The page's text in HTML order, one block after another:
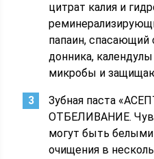
цитрат калия и
папаин, спасающий
донника,
микробы и
Зубная паста
ОТБЕЛИВАНИЕ.
могут быть
очищения в